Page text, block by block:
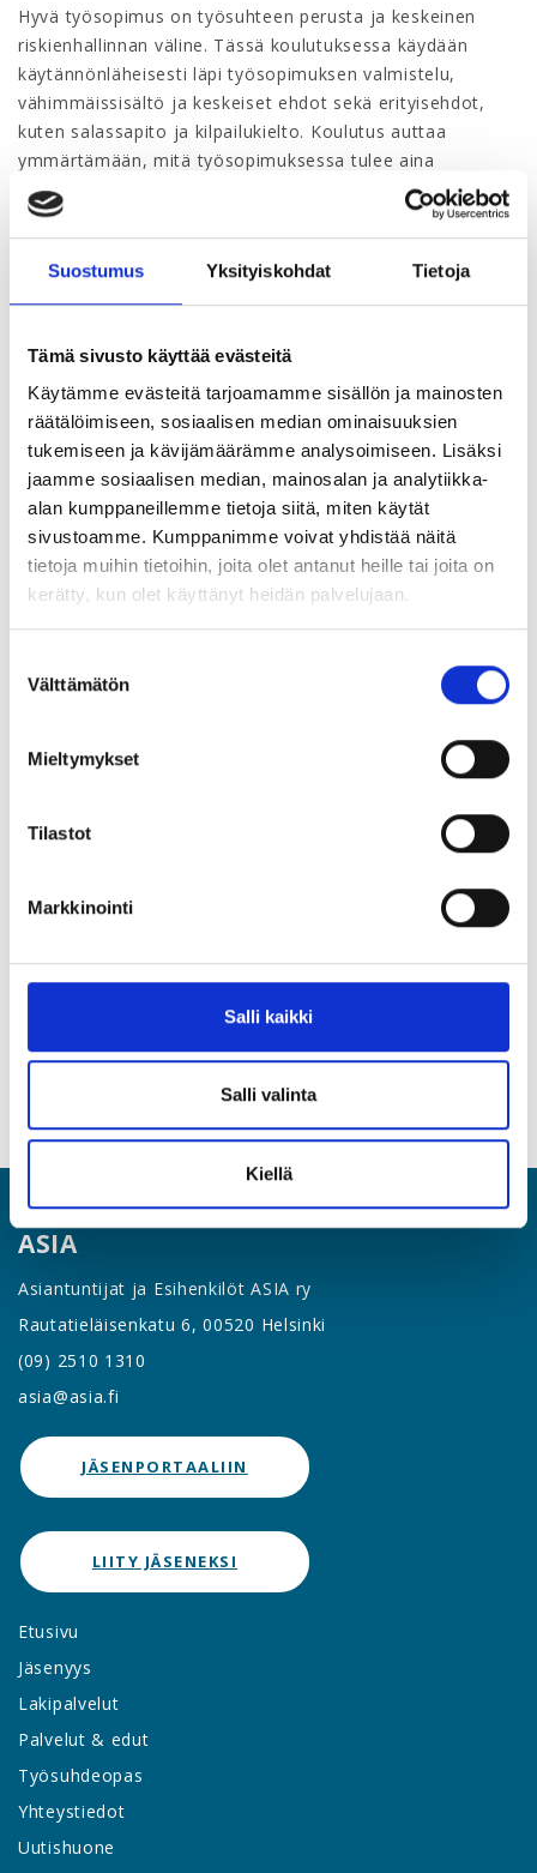
Suostumus Yksityiskohdat Tietoja
Tämä sivusto käyttää evästeitä
Käytämme evästeitä tarjoamamme sisällön ja mainosten
räätälöimiseen, sosiaalisen median ominaisuuksien
tukemiseen ja kävijämäärämme analysoimiseen. Lisäksi
jaamme sosiaalisen median, mainosalan ja analytiikka-
alan kumppaneillemme tietoja siitä, miten käytät
sivustoamme. Kumppanimme voivat yhdistää näitä
tietoja muihin tietoihin, joita olet antanut heille tai joita on
kerätty, kun olet käyttänyt heidän palvelujaan.
valinta
Välttämätön
Mieltymykset
Tilastot
Markkinointi
Salli kaikki
Salli valinta
Kiellä
Hyvä työsopimus on työsuhteen perusta ja keskeinen
riskienhallinnan väline. Tässä koulutuksessa käydään
käytännönläheisesti läpi työsopimuksen valmistelu,
vähimmäissisältö ja keskeiset ehdot sekä erityisehdot,
kuten salassapito ja kilpailukielto. Koulutus auttaa
ymmärtämään, mitä työsopimuksessa tulee aina
huomioida ja miten sopimusehdot suhteutuvat
lainsäädäntöön ja työehtosopimuksiin
Sisältö
Työsopimuksen vähimmäissisältö
Työsuhteen ehdot
Erityisehdot
Tavoite
Koulutuksen tavoitteena on antaa selkeä kokonaiskuva siitä,
miten hyvä ja lainmukainen työsopimus
laaditaan. Ymmärrät työsopimuksen keskeiset ehdot,
sopimusehtojen perusteltavuutta eri tilanteissa
laatimiseen, neuvotteluun tai hallinnointiin.
Olethan jo muistanut rekisteröityä Eduhousen käyttäjäksi?
ilmoittautua koulutukseen.
kautta
ASIA
Asiantuntijat ja Esihenkilöt ASIA ry
Rautatieläisenkatu 6, 00520 Helsinki
(09) 2510 1310
asia@asia.fi
JÄSENPORTAALIIN
LIITY JÄSENEKSI
Etusivu
Jäsenyys
Lakipalvelut
Palvelut & edut
Työsuhdeopas
Yhteystiedot
Uutishuone